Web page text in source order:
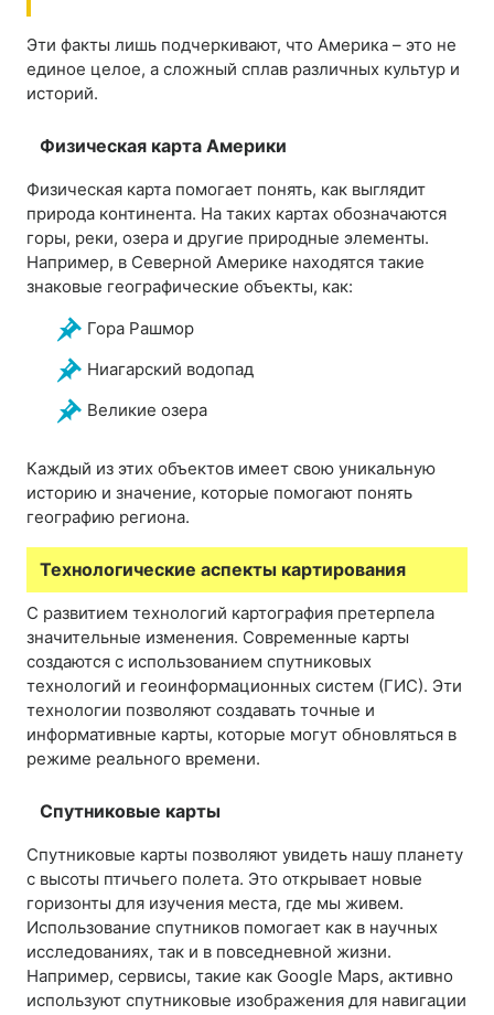
Эти факты лишь подчеркивают, что Америка – это не
единое целое, а сложный сплав различных культур и
историй.
Физическая карта Америки
Физическая карта помогает понять, как выглядит
природа континента. На таких картах обозначаются
горы, реки, озера и другие природные элементы.
Например, в Северной Америке находятся такие
знаковые географические объекты, как:
Гора Рашмор
Ниагарский водопад
Великие озера
Каждый из этих объектов имеет свою уникальную
историю и значение, которые помогают понять
географию региона.
Технологические аспекты картирования
С развитием технологий картография претерпела
значительные изменения. Современные карты
создаются с использованием спутниковых
технологий и геоинформационных систем (ГИС). Эти
технологии позволяют создавать точные и
информативные карты, которые могут обновляться в
режиме реального времени.
Спутниковые карты
Спутниковые карты позволяют увидеть нашу планету
с высоты птичьего полета. Это открывает новые
горизонты для изучения места, где мы живем.
Использование спутников помогает как в научных
исследованиях, так и в повседневной жизни.
Например, сервисы, такие как Google Maps, активно
используют спутниковые изображения для навигации